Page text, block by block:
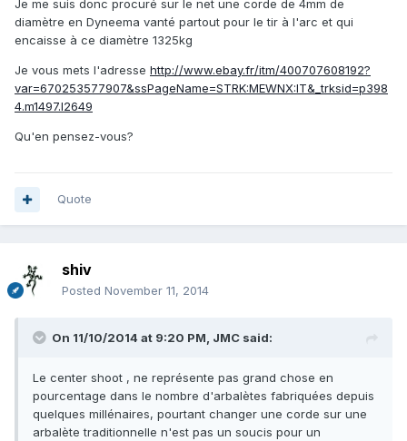
Je me suis donc procuré sur le net une corde de 4mm de
diamètre en Dyneema vanté partout pour le tir à l'arc et qui
encaisse à ce diamètre 1325kg
Je vous mets l'adresse http://www.ebay.fr/itm/400707608192?
var=670253577907&ssPageName=STRK:MEWNX:IT&_trksid=p398
4.m1497.l2649
Qu'en pensez-vous?
Quote
shiv
Posted November 11, 2014
On 11/10/2014 at 9:20 PM, JMC said:
Le center shoot , ne représente pas grand chose en
pourcentage dans le nombre d'arbalètes fabriquées depuis
quelques millénaires, pourtant changer une corde sur une
arbalète traditionnelle n'est pas un soucis pour un